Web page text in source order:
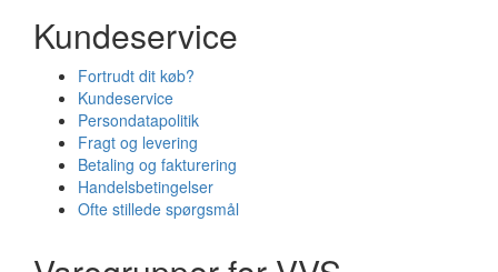
Kundeservice
Fortrudt dit køb?
Kundeservice
Persondatapolitik
Fragt og levering
Betaling og fakturering
Handelsbetingelser
Ofte stillede spørgsmål